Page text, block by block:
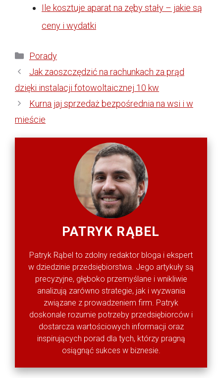
Ile kosztuje aparat na zęby stały – jakie są
ceny i wydatki
Kategorie
Porady
Jak zaoszczędzić na rachunkach za prąd
dzięki instalacji fotowoltaicznej 10 kw
Kurna jaj sprzedaż bezpośrednia na wsi i w
mieście
PATRYK RĄBEL
Patryk Rąbel to zdolny redaktor bloga i ekspert
w dziedzinie przedsiębiorstwa. Jego artykuły są
precyzyjne, głęboko przemyślane i wnikliwie
analizują zarówno strategie, jak i wyzwania
związane z prowadzeniem firm. Patryk
doskonale rozumie potrzeby przedsiębiorców i
dostarcza wartościowych informacji oraz
inspirujących porad dla tych, którzy pragną
osiągnąć sukces w biznesie.